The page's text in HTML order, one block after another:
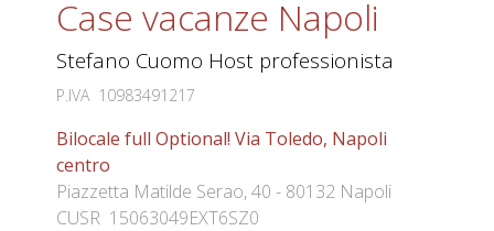
Case vacanze Napoli
Stefano Cuomo Host professionista
P.IVA 10983491217
Bilocale full Optional! Via Toledo, Napoli
centro
Piazzetta Matilde Serao, 40 - 80132 Napoli
CUSR 15063049EXT6SZ0